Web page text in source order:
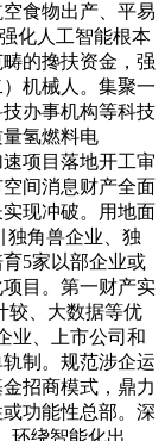
食物出产、平易
化人工智能根本
的搀扶资金，强
机械人。集聚一
办事机构等科技
氢燃料电
项目落地开工审
间消息财产全面
现冲破。用地面
独角兽企业、独
5家以部企业或
目。第一财产实
较、大数据等优
业、上市公司和
制。规范涉企运
招商模式，鼎力
功能性总部。深
环绕智能化出